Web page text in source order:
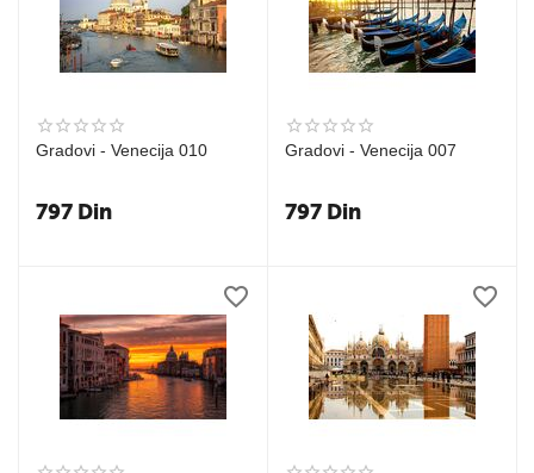
Gradovi - Venecija 010
797 Din
Gradovi - Venecija 007
797 Din